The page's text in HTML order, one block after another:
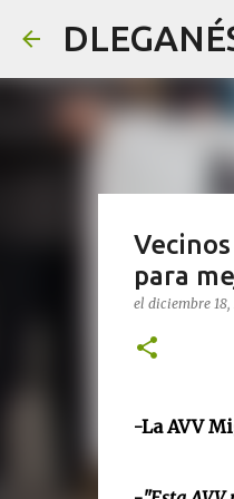
para
el diciembre 18,
-La AVV